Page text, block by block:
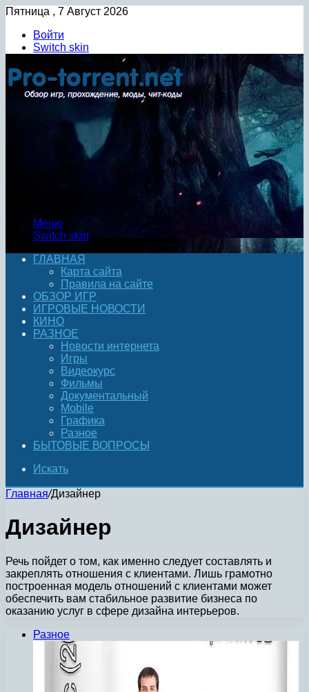
Пятница , 7 Август 2026
Войти
Switch skin
Меню
Switch skin
ГЛАВНАЯ
Карта сайта
Правила на сайте
ОБЗОР ИГР
ИГРОВЫЕ НОВОСТИ
КИНО
РАЗНОЕ
Новости интернета
Игры
Видеокурс
Фильмы
Документальный
Mobile
Графика
Разное
БЫТОВЫЕ ВОПРОСЫ
Искать
Главная/Дизайнер
Дизайнер
Речь пойдет о том, как именно следует составлять и
закреплять отношения с клиентами. Лишь грамотно
построенная модель отношений с клиентами может
обеспечить вам стабильное развитие бизнеса по
оказанию услуг в сфере дизайна интерьеров.
Разное